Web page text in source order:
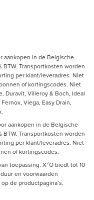
aankopen in de Belgische
BTW. Transportkosten worden
per klant/leveradres. Niet
of kortingscodes. Niet
Duravit, Villeroy & Boch, Ideal
Viega, Easy Drain,
aankopen in de Belgische
BTW. Transportkosten worden
per klant/leveradres. Niet
of kortingscodes.
toepassing. X²O biedt tot 10
en voorwaarden
de productpagina’s.